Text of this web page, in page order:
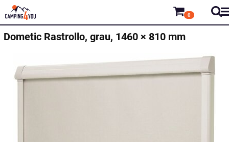
0
Dometic Rastrollo, grau, 1460 × 810 mm